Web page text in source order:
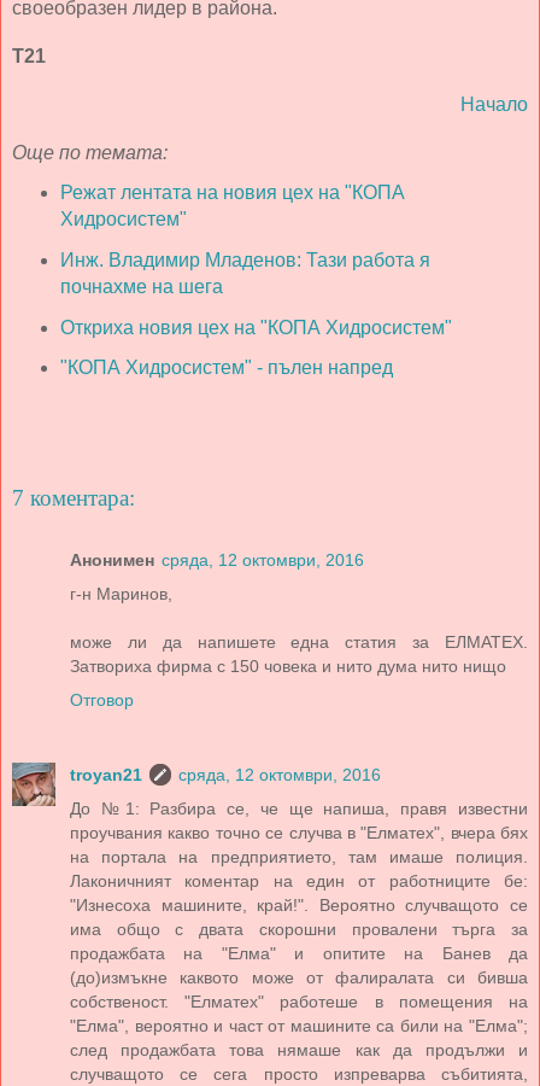
своеобразен лидер в района.
Т21
Начало
Още по темата:
Режат лентата на новия цех на "КОПА
Хидросистем"
Инж. Владимир Младенов: Тази работа я
почнахме на шега
Откриха новия цех на "КОПА Хидросистем"
"КОПА Хидросистем" - пълен напред
7 коментара:
Анонимен сряда, 12 октомври, 2016
г-н Маринов,
може ли да напишете една статия за ЕЛМАТЕХ.
Затвориха фирма с 150 човека и нито дума нито нищо
Отговор
troyan21
сряда, 12 октомври, 2016
До №1: Разбира се, че ще напиша, правя известни
проучвания какво точно се случва в "Елматех", вчера бях
на портала на предприятието, там имаше полиция.
Лаконичният коментар на един от работниците бе:
"Изнесоха машините, край!". Вероятно случващото се
има общо с двата скорошни провалени търга за
продажбата на "Елма" и опитите на Банев да
(до)измъкне каквото може от фалиралата си бивша
собственост. "Елматех" работеше в помещения на
"Елма", вероятно и част от машините са били на "Елма";
след продажбата това нямаше как да продължи и
случващото се сега просто изпреварва събитията,